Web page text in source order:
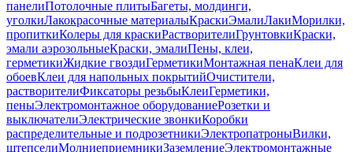
панелиПотолочные плитыБагеты, молдинги,
уголкиЛакокрасочные материалыКраскиЭмалиЛакиМорилки,
пропиткиКолеры для краскиРастворителиГрунтовкиКраски,
эмали аэрозольныеКраски, эмалиПены, клеи,
герметикиЖидкие гвоздиГерметикиМонтажная пенаКлеи для
обоевКлеи для напольных покрытийОчистители,
растворителиФиксаторы резьбыКлеиГерметики,
пеныЭлектромонтажное оборудованиеРозетки и
выключателиЭлектрические звонкиКоробки
распределительные и подрозетникиЭлектропатроныВилки,
штепселиМолниеприемникиЗаземлениеЭлектромонтажные